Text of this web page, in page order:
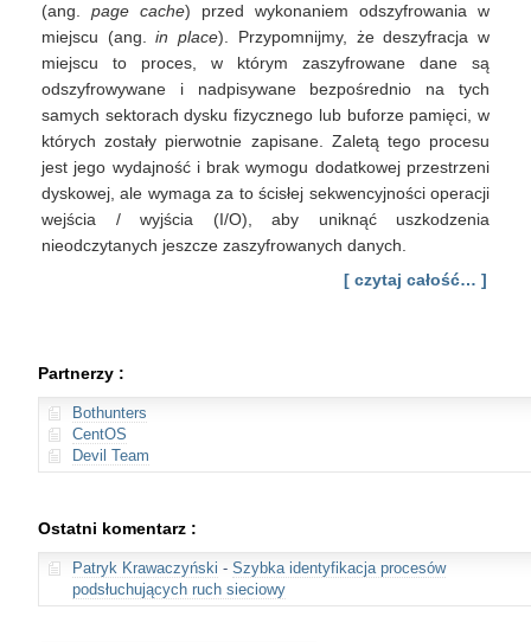
(ang. page cache) przed wykonaniem odszyfrowania w
miejscu (ang.in place). Przypomnijmy, że deszyfracja w
miejscu to proces, w którym zaszyfrowane dane są
odszyfrowywane i nadpisywane bezpośrednio na tych
samych sektorach dysku fizycznego lub buforze pamięci, w
których zostały pierwotnie zapisane. Zaletą tego procesu
jest jego wydajność i brak wymogu dodatkowej przestrzeni
dyskowej, ale wymaga za to ścisłej sekwencyjności operacji
wejścia / wyjścia (I/O), aby uniknąć uszkodzenia
nieodczytanych jeszcze zaszyfrowanych danych.
[ czytaj całość… ]
Partnerzy :
Bothunters
CentOS
Devil Team
Ostatni komentarz :
Patryk Krawaczyński - Szybka identyfikacja procesów
podsłuchujących ruch sieciowy